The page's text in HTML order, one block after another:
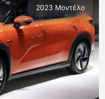
2023 Μοντέλο